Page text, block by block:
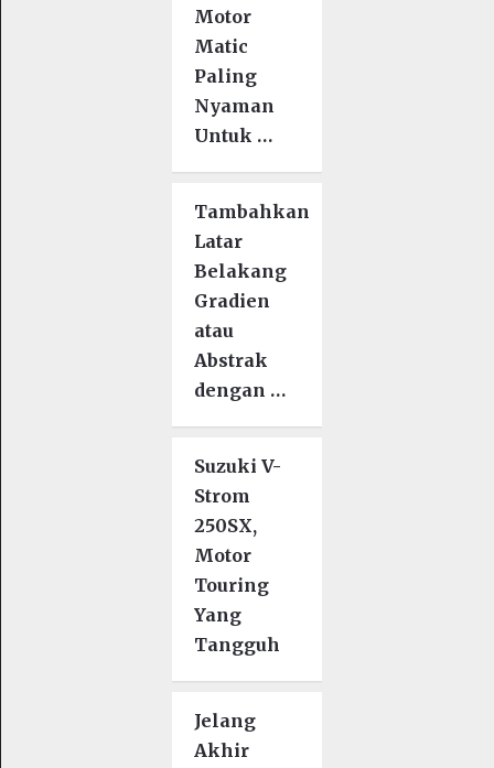
Motor
Matic
Paling
Nyaman
Untuk …
Tambahkan
Latar
Belakang
Gradien
atau
Abstrak
dengan …
Suzuki V-
Strom
250SX,
Motor
Touring
Yang
Tangguh
Jelang
Akhir